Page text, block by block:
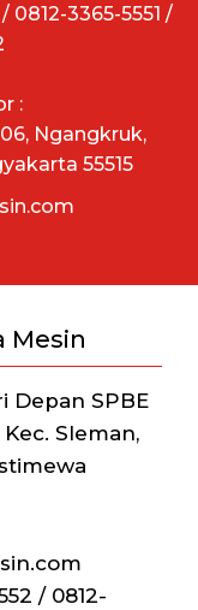
0812-3365-5551 /
:
Ngangkruk,
55515
Mesin
Depan SPBE
Sleman,
/ 0812-